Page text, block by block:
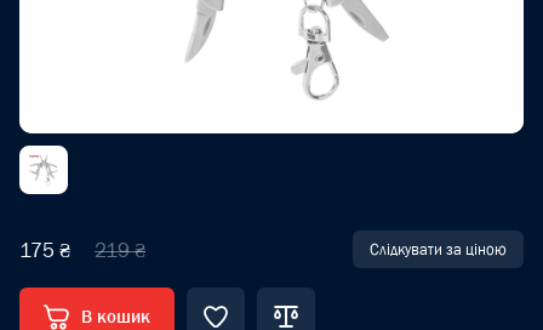
175 ₴ 219 ₴ Слідкувати за ціною
В кошик